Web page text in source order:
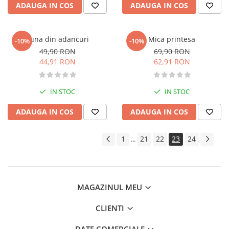
Istoria comunismului
Istorie
Istorie antica, medievala si
Istorie contemporana universala
Istorie sociala si culturala
Primul Razboi Mondial
Ghiduri de conversatie
Dezvoltare personala (familie)
ADAUGA IN COS ADAUGA IN COS
-10%Luna din adancuri
49,90 RON
44,91 RON
IN STOC
ADAUGA IN COS
-10% Mica printesa
69,90 RON
62,91 RON
IN STOC
ADAUGA IN COS
1 ... 21 22 23 24
MAGAZINUL MEU
CLIENTI